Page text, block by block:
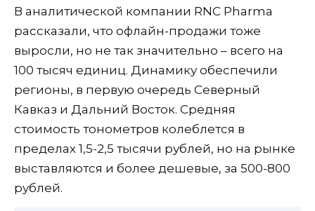
В аналитической компании RNC Pharma
рассказали, что офлайн-продажи тоже
выросли, но не так значительно – всего на
100 тысяч единиц. Динамику обеспечили
регионы, в первую очередь Северный
Кавказ и Дальний Восток. Средняя
стоимость тонометров колеблется в
пределах 1,5-2,5 тысячи рублей, но на рынке
выставляются и более дешевые, за 500-800
рублей.